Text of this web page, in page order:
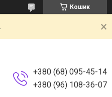
Кошик
+380 (68) 095-45-14
+380 (96) 108-36-07